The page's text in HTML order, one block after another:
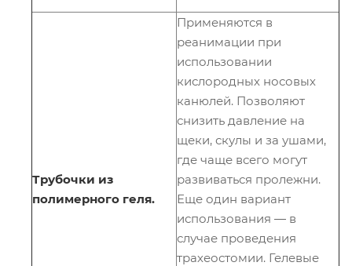
Трубочки из
полимерного геля.
Применяются в
реанимации при
использовании
кислородных носовых
канюлей. Позволяют
снизить давление на
щеки, скулы и за ушами,
где чаще всего могут
развиваться пролежни.
Еще один вариант
использования ― в
случае проведения
трахеостомии. Гелевые